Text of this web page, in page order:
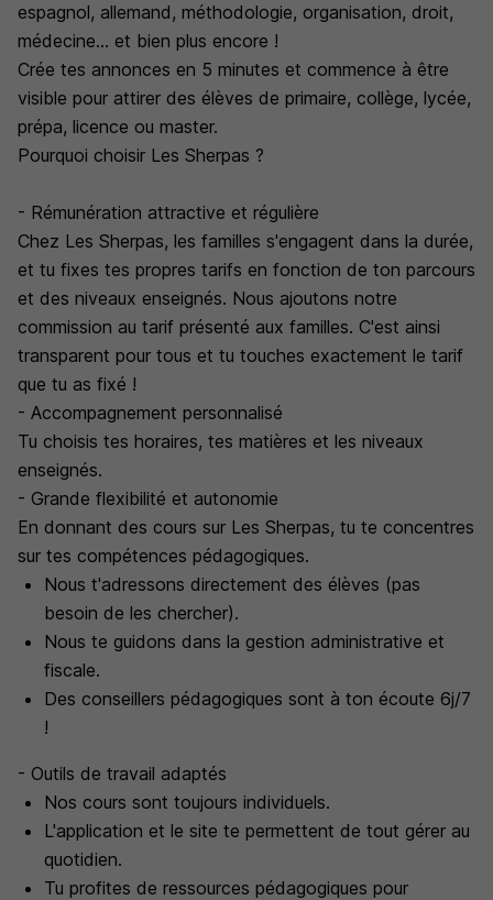
espagnol, allemand, méthodologie, organisation, droit,
médecine... et bien plus encore !
Crée tes annonces en 5 minutes et commence à être
visible pour attirer des élèves de primaire, collège, lycée,
prépa, licence ou master.
Pourquoi choisir Les Sherpas ?
- Rémunération attractive et régulière
Chez Les Sherpas, les familles s'engagent dans la durée,
et tu fixes tes propres tarifs en fonction de ton parcours
et des niveaux enseignés. Nous ajoutons notre
commission au tarif présenté aux familles. C'est ainsi
transparent pour tous et tu touches exactement le tarif
que tu as fixé !
- Accompagnement personnalisé
Tu choisis tes horaires, tes matières et les niveaux
enseignés.
- Grande flexibilité et autonomie
En donnant des cours sur Les Sherpas, tu te concentres
sur tes compétences pédagogiques.
Nous t'adressons directement des élèves (pas
besoin de les chercher).
Nous te guidons dans la gestion administrative et
fiscale.
Des conseillers pédagogiques sont à ton écoute 6j/7
!
- Outils de travail adaptés
Nos cours sont toujours individuels.
L'application et le site te permettent de tout gérer au
quotidien.
Tu profites de ressources pédagogiques pour